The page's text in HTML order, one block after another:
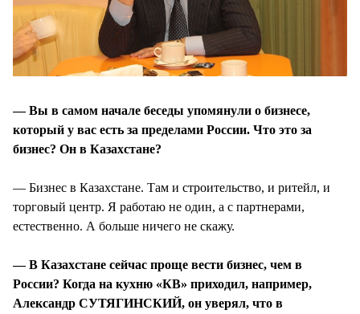
— Вы в самом начале беседы упомянули о бизнесе,
который у вас есть за пределами России. Что это за
бизнес? Он в Казахстане?
— Бизнес в Казахстане. Там и строительство, и ритейл, и
торговый центр. Я работаю не один, а с партнерами,
естественно. А больше ничего не скажу.
— В Казахстане сейчас проще вести бизнес, чем в
России? Когда на кухню «КВ» приходил, например,
Александр СУТЯГИНСКИЙ, он уверял, что в